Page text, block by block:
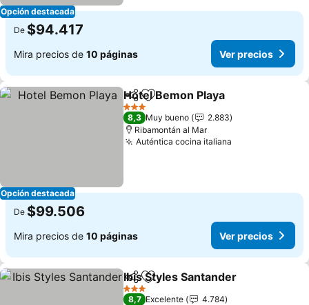
Opción destacada
De $94.417
Mira precios de 10 páginas Ver precios
Opción destacada
CompartirAgregar a favoritos
Hotel Bemon Playa
3 Estrellas
8,3 Muy bueno
2.883
Ribamontán al Mar
Auténtica cocina italiana
De $99.506
Mira precios de 10 páginas Ver precios
CompartirAgregar a favoritos
Ibis Styles Santander
3 Estrellas
8,7 Excelente
4.784